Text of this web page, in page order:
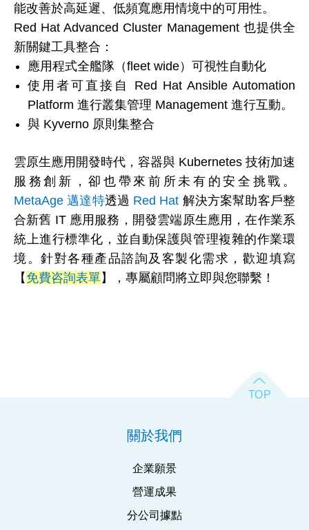
能改善於高延遲、低頻寬應用情境中的可用性。
Red Hat Advanced Cluster Management 也提供全
新關鍵工具整合：
應用程式全艦隊（fleet wide）可視性自動化
使用者可直接自 Red Hat Ansible Automation
Platform 進行叢集管理 Management 進行互動。
與 Kyverno 原則集整合
雲原生應用開發時代，容器與 Kubernetes 技術加速
服務創新，卻也帶來前所未有的安全挑戰。
MetaAge 邁達特透過 Red Hat 解決方案幫助客戶整
合新舊 IT 應用服務，開發雲端原生應用，在作業系
統上進行標準化，並自動保護與管理複雜的作業環
境。針對各種產品諮詢及客製化需求，歡迎填寫
【 免費咨詢表單】，專屬顧問將立即與您聯繫！
關於我們
企業願景
營運成果
分公司據點